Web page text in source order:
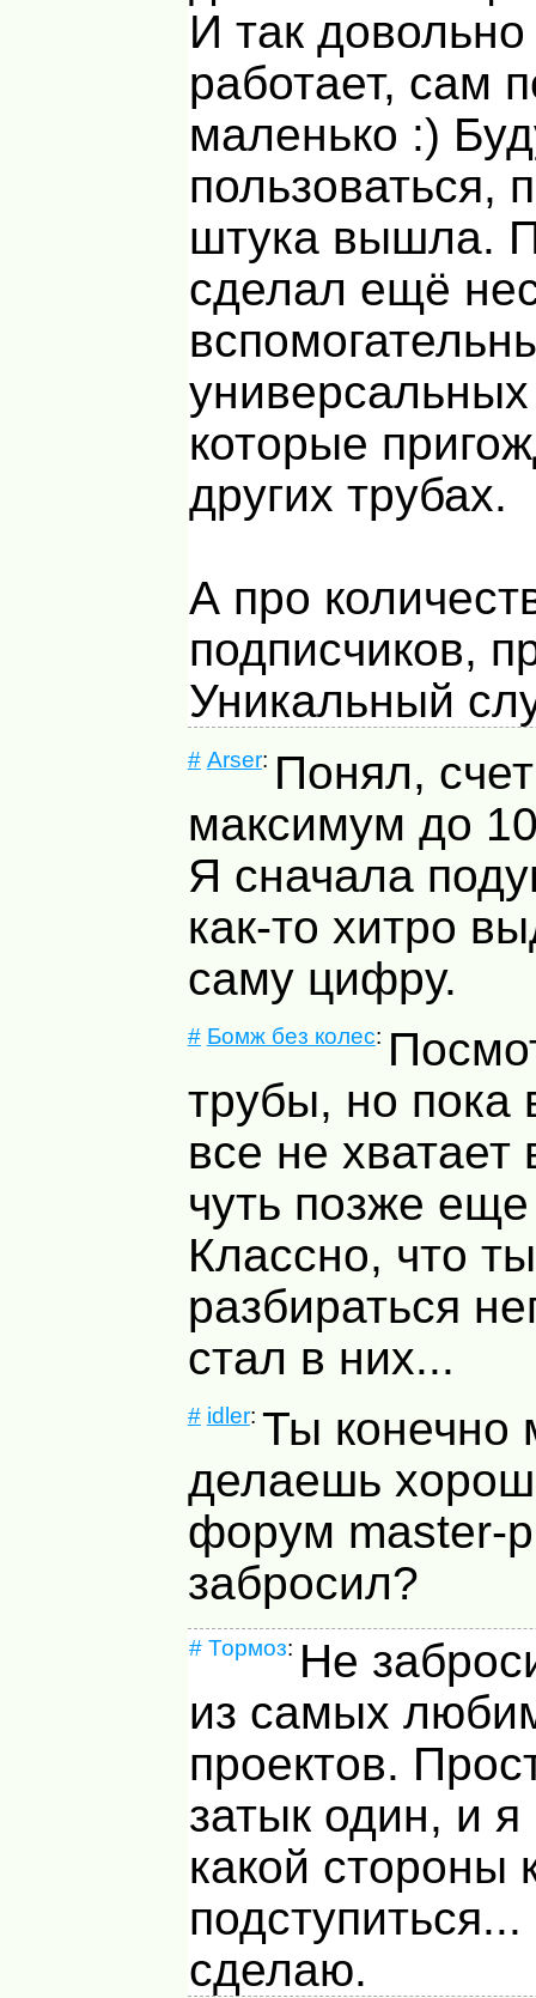
И так
работает, сам
маленько :)
пользоваться,
штука вышла.
сделал ещё
которые
других трубах.
А про
подписчиков,
Уникальный
# Arser: Понял,
максимум до
Я сначала
как-то хитро
саму цифру.
# Бомж без колес:
трубы, но пока
все не
чуть позже
Классно, что ты
разбираться
стал в них...
# idler: Ты конечно
делаешь
форум master-
забросил?
# Тормоз: Не
из самых
проектов.
затык один, и
какой стороны
сделаю.